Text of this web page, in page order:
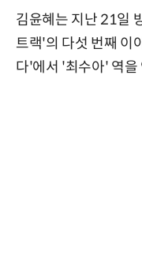
김윤혜는 지난 21일
트랙'의 다섯 번째 이
다'에서 '최수아' 역을